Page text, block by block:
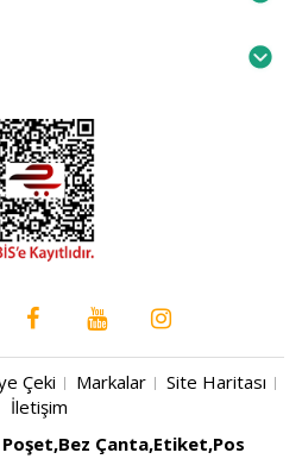
Çeki Markalar
Site Haritası
İletişim
Çanta,Etiket,Pos